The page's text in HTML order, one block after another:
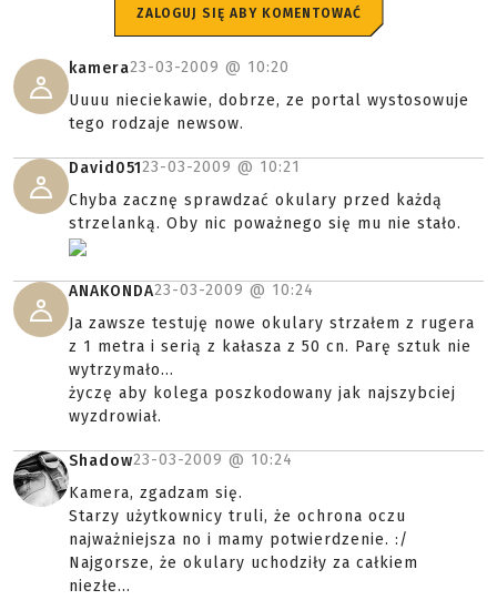
ZALOGUJ SIĘ ABY KOMENTOWAĆ
kamera23-03-2009 @ 10:20
Uuuu nieciekawie, dobrze, ze portal wystosowuje
tego rodzaje newsow.
David05123-03-2009 @ 10:21
Chyba zacznę sprawdzać okulary przed każdą
strzelanką. Oby nic poważnego się mu nie stało.
ANAKONDA23-03-2009 @ 10:24
Ja zawsze testuję nowe okulary strzałem z rugera
z 1 metra i serią z kałasza z 50 cn. Parę sztuk nie
wytrzymało...
życzę aby kolega poszkodowany jak najszybciej
wyzdrowiał.
Shadow23-03-2009 @ 10:24
Kamera, zgadzam się.
Starzy użytkownicy truli, że ochrona oczu
najważniejsza no i mamy potwierdzenie. :/
Najgorsze, że okulary uchodziły za całkiem
niezłe...